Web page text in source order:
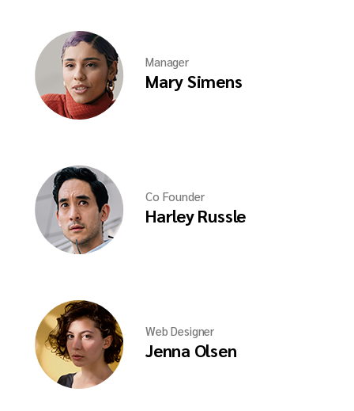
Manager
Mary Simens
Co Founder
Harley Russle
Web Designer
Jenna Olsen